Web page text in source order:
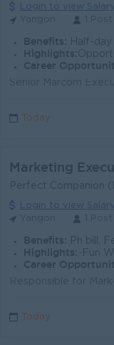
Login to view Salary
Benefits: Half-day
Highlights: Opportunity to
Career
Today
Marketing
Perfect Companion
Login to view Salary
Benefits: Ph bill, Ferry provided or
Highlights: -Fun
Career
Today